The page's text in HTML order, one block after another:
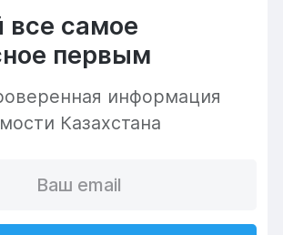
все самое
первым
информация
Казахстана